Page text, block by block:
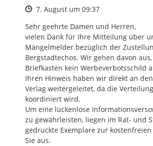
Zeitpunkt des Erstellens
7. August um 09:37
Sehr geehrte Damen und Herren,
vielen Dank für Ihre Mitteilung über
Mängelmelder bezüglich der
Bergstadtechos. Wir gehen davon
Briefkasten kein Werbeverbotsschild
Ihren Hinweis haben wir direkt an
Verlag weitergeleitet, da die
koordiniert wird.
Um eine lückenlose
zu gewährleisten, liegen im Rat- und
gedruckte Exemplare zur
Sie aus.